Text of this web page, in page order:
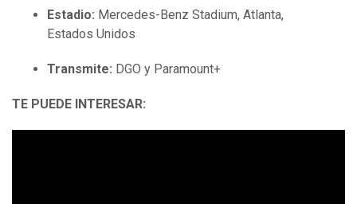
Estadio: Mercedes-Benz Stadium, Atlanta,
Estados Unidos
Transmite: DGO y Paramount+
TE PUEDE INTERESAR: